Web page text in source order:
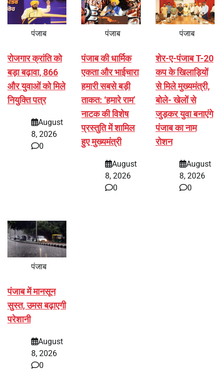
पंजाब
रोजगार क्रांति को
बड़ा बढ़ावा, 866
और युवाओं को मिले
नियुक्ति पत्र
August
8, 2026
0
पंजाब
पंजाब की धार्मिक
एकता और भाईचारा
हमारी सबसे बड़ी
ताकत: ‘हमारे राम’
नाटक की विशेष
प्रस्तुति में शामिल
हुए मुख्यमंत्री
August
8, 2026
0
पंजाब
शेर-ए-पंजाब T-20
कप के खिलाड़ियों
से मिले मुख्यमंत्री,
बोले- खेलों से
जुड़कर युवा बनाएंगे
पंजाब का नाम
रोशन
August
8, 2026
0
पंजाब
पंजाब में मानसून
सुस्त, उमस बढ़ाएगी
परेशानी
August
8, 2026
0